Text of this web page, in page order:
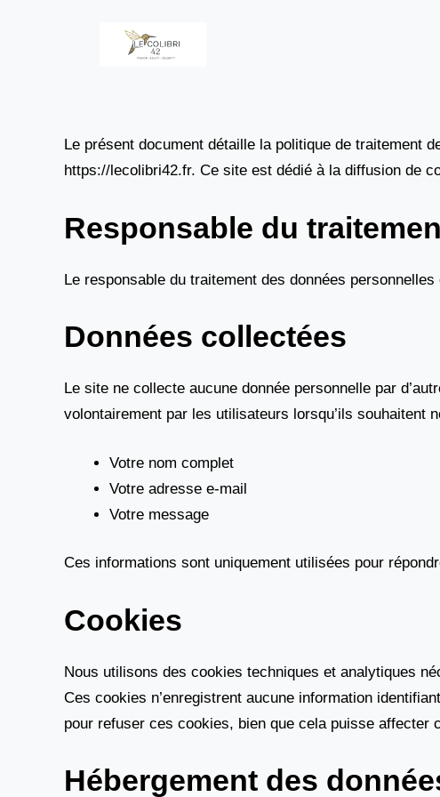
Le présent document détaille la politique de traitement
https://lecolibri42.fr. Ce site est dédié à la diffusion de
Responsable du
Le responsable du traitement des données
Données collectées
Le site ne collecte aucune donnée personnelle par
volontairement par les utilisateurs lorsqu’ils souhaitent
Votre nom complet
Votre adresse e-mail
Votre message
Ces informations sont uniquement utilisées pour
Cookies
Nous utilisons des cookies techniques et analytiques
Ces cookies n’enregistrent aucune information
pour refuser ces cookies, bien que cela puisse affecter
Hébergement des